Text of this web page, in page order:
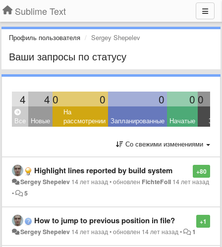
Sublime Text
Профиль пользователя Sergey Shepelev
Ваши запросы по статусу
4 4 0 0 0 0 0
Все Новые
На
рассмотрении Запланированные Начатые
Со свежими изменениями
+80
Highlight lines reported by build system
Sergey Shepelev 14 лет назад•обновлен FichteFoll 14 лет назад
•
5
+1
How to jump to previous position in file?
Sergey Shepelev 14 лет назад•обновлен 14 лет назад• 1